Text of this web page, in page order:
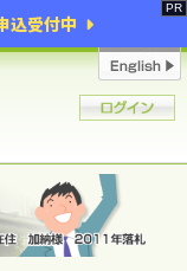
込受付中